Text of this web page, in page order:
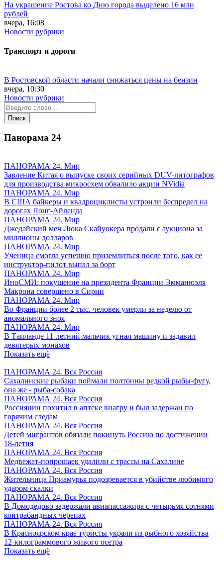
На украшение Ростова ко Дню города выделено 16 млн
рублей
вчера, 16:08
Новости рубрики
Транспорт и дороги
В Ростовской области начали снижаться цены на бензин
вчера, 10:30
Новости рубрики
Панорама 24
ПАНОРАМА 24. Мир
Завление Китая о выпуске своих серийных DUV-литографов
для производства микросхем обвалило акции NVidia
ПАНОРАМА 24. Мир
В США байкеры и квадроциклисты устроили беспредел на
дорогах Лонг-Айленда
ПАНОРАМА 24. Мир
Джедайский меч Люка Скайуокера продали с аукциона за
миллионы долларов
ПАНОРАМА 24. Мир
Ученица смогла успешно приземлиться после того, как ее
инструктор-пилот выпал за борт
ПАНОРАМА 24. Мир
ИноСМИ: покушение на президента Франции Эмманюэля
Макрона совершено в Сирии
ПАНОРАМА 24. Мир
Во Франции более 2 тыс. человек умерли за неделю от
аномального зноя
ПАНОРАМА 24. Мир
В Таиланде 11-летний мальчик угнал машину и задавил
девятерых монахов
Показать ещё
ПАНОРАМА 24. Вся Россия
Сахалинские рыбаки поймали полтонны редкой рыбы-фугу,
она же - рыба-собака
ПАНОРАМА 24. Вся Россия
Россиянин похитил в аптеке виагру и был задержан по
горячим следам
ПАНОРАМА 24. Вся Россия
Детей мигрантов обязали покинуть Россию по достижении
18-летия
ПАНОРАМА 24. Вся Россия
Медвежат-попрошаек удалили с трассы на Сахалине
ПАНОРАМА 24. Вся Россия
Жительница Приамурья подозревается в убийстве любимого
ударом скалки
ПАНОРАМА 24. Вся Россия
В Домодедово задержали авиапассажира с четырьмя сотнями
контрабандных черепах
ПАНОРАМА 24. Вся Россия
В Красноярском крае туристы украли из рыбного хозяйства
12-килограммового живого осетра
Показать ещё